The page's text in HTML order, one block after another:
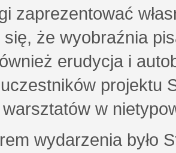
zaprezentować
że wyobraźnia
erudycja i
projektu
w
wydarzenia było